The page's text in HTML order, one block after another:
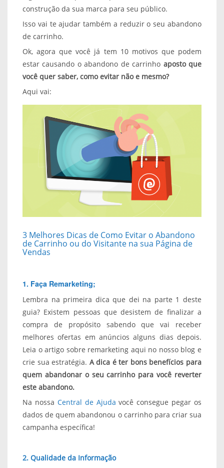
construção da sua marca para seu público.
Isso vai te ajudar também a reduzir o seu abandono
de carrinho.
Ok, agora que você já tem 10 motivos que podem
estar causando o abandono de carrinho aposto que
você quer saber, como evitar não e mesmo?
Aqui vai:
3 Melhores Dicas de Como Evitar o Abandono
de Carrinho ou do Visitante na sua Página de
Vendas
1. Faça Remarketing;
Lembra na primeira dica que dei na parte 1 deste
guia? Existem pessoas que desistem de finalizar a
compra de propósito sabendo que vai receber
melhores ofertas em anúncios alguns dias depois.
Leia o artigo sobre remarketing aqui no nosso blog e
crie sua estratégia. A dica é ter bons benefícios para
quem abandonar o seu carrinho para você reverter
este abandono.
Na nossa Central de Ajuda você consegue pegar os
dados de quem abandonou o carrinho para criar sua
campanha específica!
2. Qualidade da Informação